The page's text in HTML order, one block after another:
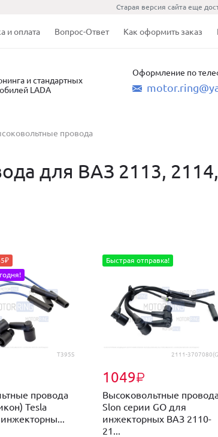
Старая версия сайта еще
и оплата Вопрос-Ответ Как оформить заказ
и стандартных
LADA
Оформление по
провода
для ВАЗ 2113,
T395S
провода
Tesla
2111-
1049₽
Быстрая отправка!
Высоковольтные
Slon серии GO для
инжекторных ВАЗ 2110-
21...